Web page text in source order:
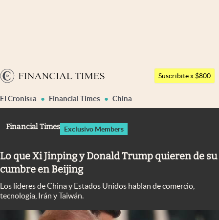
Argentina
Members
Economía y Política
Mercados Online
Negocios
Columnistas
Otras secciones
Suscribite x $800
El Cronista Financial Times China
Financial Times Exclusivo Members
Lo que Xi Jinping y Donald Trump quieren de su
cumbre en Beijing
Los líderes de China y Estados Unidos hablan de comercio,
tecnología, Irán y Taiwán.